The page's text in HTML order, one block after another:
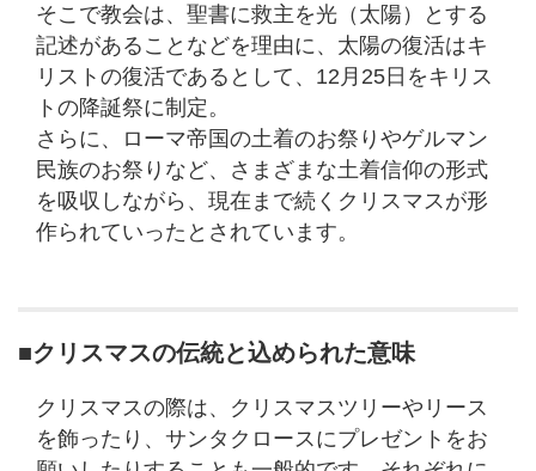
そこで教会は、聖書に救主を光（太陽）とする
記述があることなどを理由に、太陽の復活はキ
リストの復活であるとして、12月25日をキリス
トの降誕祭に制定。
さらに、ローマ帝国の土着のお祭りやゲルマン
民族のお祭りなど、さまざまな土着信仰の形式
を吸収しながら、現在まで続くクリスマスが形
作られていったとされています。
■クリスマスの伝統と込められた意味
クリスマスの際は、クリスマスツリーやリース
を飾ったり、サンタクロースにプレゼントをお